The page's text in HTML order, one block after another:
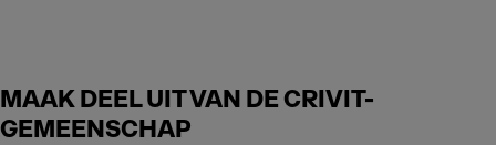
MAAK DEEL UIT VAN DE CRIVIT-
GEMEENSCHAP